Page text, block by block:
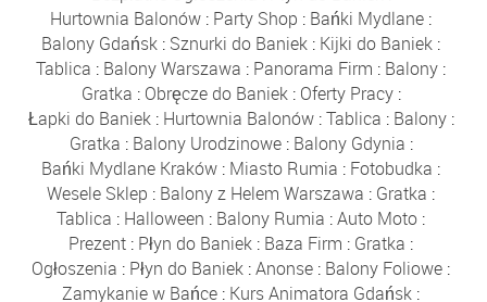
Hurtownia Balonów : Party Shop : Bańki Mydlane :
Balony Gdańsk : Sznurki do Baniek : Kijki do Baniek :
Tablica : Balony Warszawa : Panorama Firm : Balony :
Gratka : Obręcze do Baniek: Oferty Pracy:
Łapki do Baniek: Hurtownia Balonów:Tablica : Balony:
Gratka : Balony Urodzinowe: Balony Gdynia :
Bańki Mydlane Kraków : Miasto Rumia : Fotobudka :
Wesele Sklep : Balony z Helem Warszawa : Gratka :
Tablica : Halloween : Balony Rumia :Auto Moto :
Prezent : Płyn do Baniek : Baza Firm : Gratka :
Ogłoszenia : Płyn do Baniek :Anonse : Balony Foliowe :
Zamykanie w Bańce : Kurs Animatora Gdańsk :